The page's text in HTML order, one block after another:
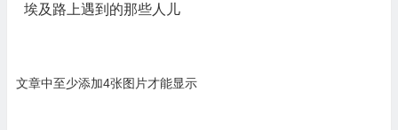
埃及路上遇到的那些人儿
文章中至少添加4张图片才能显示